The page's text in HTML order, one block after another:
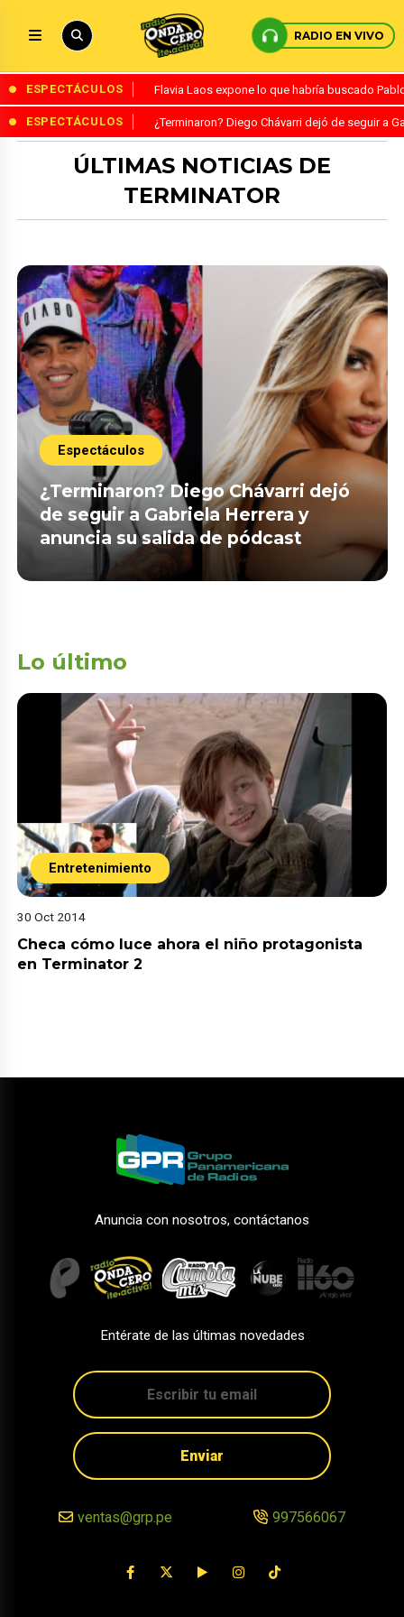
RADIO EN VIVO
ESPECTÁCULOS Flavia Laos expone lo que habría buscado
ESPECTÁCULOS ¿Terminaron? Diego Chávarri dejó de seguir a
ÚLTIMAS NOTICIAS DE
TERMINATOR
Espectáculos
¿Terminaron? Diego Chávarri dejó
de seguir a Gabriela Herrera y
anuncia su salida de pódcast
Lo último
Entretenimiento
30 Oct 2014
Checa cómo luce ahora el niño protagonista
en Terminator 2
Anuncia con nosotros, contáctanos
Entérate de las últimas novedades
Enviar
ventas@grp.pe 997566067